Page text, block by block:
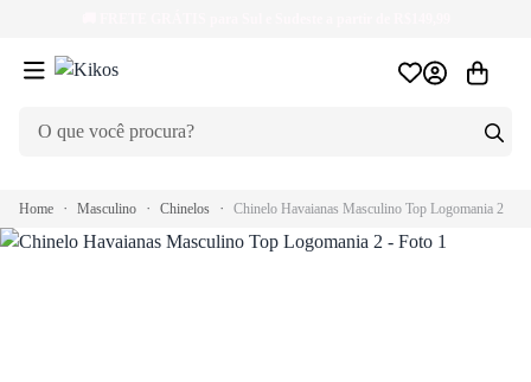
Home Masculino Chinelos Chinelo Havaianas Masculino Top Logomania 2